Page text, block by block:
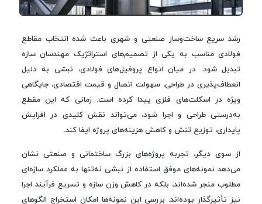
رشد سریع ساخت‌وساز صنعتی و شهری باعث شده انتخاب مقاطع
فولادی مناسب به یکی از تصمیم‌های استراتژیک مهندسان سازه
تبدیل شود. در میان انواع پروفیل‌های فولادی، نبشی به دلیل
انعطاف‌پذیری در طراحی، سهولت اتصال و قیمت اقتصادی، جایگاهی
ویژه در اسکلت‌های فلزی پیدا کرده است. زمانی که این مقطع
به‌درستی طراحی و اجرا شود، می‌تواند نقش کلیدی در افزایش
پایداری، توزیع تنش و کاهش هزینه‌های پروژه ایفا کند.
از سوی دیگر، تجربه پروژه‌های بزرگ ساختمانی و صنعتی نشان
می‌دهد نمونه‌های موفق استفاده از نبشی نه‌تنها به عملکرد سازه‌ای
مطلوب منجر شده‌اند، بلکه در کاهش وزن سازه و تسریع فرآیند اجرا
نیز تأثیرگذار بوده‌اند. بررسی این نمونه‌ها امکان استخراج الگوهای